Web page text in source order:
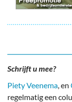
Schrijft u mee?
Piety Veenema, en
regelmatig een